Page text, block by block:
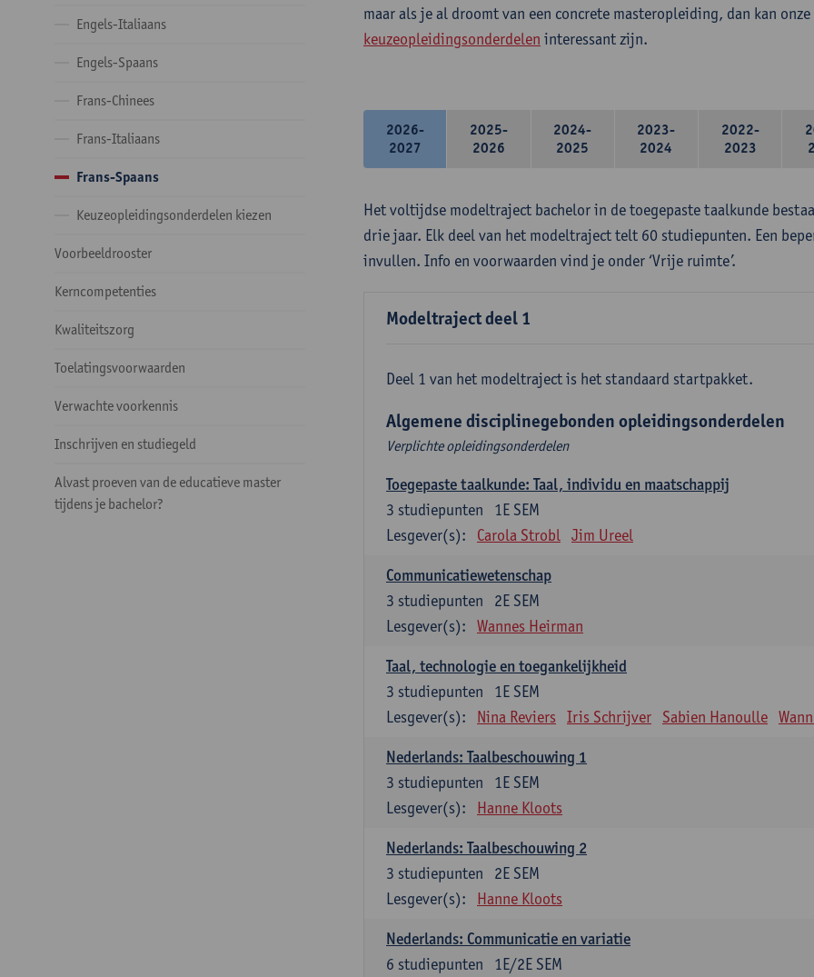
Engels-Italiaans
Engels-Spaans
Frans-Chinees
Frans-Italiaans
Frans-Spaans
Keuzeopleidingsonderdelen kiezen
Voorbeeldrooster
Kerncompetenties
Kwaliteitszorg
Toelatingsvoorwaarden
Verwachte voorkennis
Inschrijven en studiegeld
Alvast proeven van de educatieve master
tijdens je bachelor?
maar als je al droomt van een concrete masteropleiding, dan kan onze
keuzeopleidingsonderdelen interessant zijn.
2026-
2027
2025-
2026
2024-
2025
2023-
2024
2022-
2023
Het voltijdse modeltraject bachelor in de toegepaste taalkunde
drie jaar. Elk deel van het modeltraject telt 60 studiepunten. Een
invullen. Info en voorwaarden vind je onder ‘Vrije ruimte’.
Modeltraject deel 1
Deel 1 van het modeltraject is het standaard startpakket.
Algemene disciplinegebonden opleidingsonderdelen
Verplichte opleidingsonderdelen
Toegepaste taalkunde: Taal, individu en maatschappij
1E SEM
3 studiepunten
Lesgever(s):
Carola Strobl Jim Ureel
Communicatiewetenschap
2E SEM
3 studiepunten
Lesgever(s):
Wannes Heirman
Taal, technologie en toegankelijkheid
1E SEM
3 studiepunten
Lesgever(s):
Nina Reviers Iris Schrijver Sabien Hanoulle
Nederlands: Taalbeschouwing 1
1E SEM
3 studiepunten
Lesgever(s):
Hanne Kloots
Nederlands: Taalbeschouwing 2
2E SEM
3 studiepunten
Lesgever(s):
Hanne Kloots
Nederlands: Communicatie en variatie
1E/2E SEM
6 studiepunten